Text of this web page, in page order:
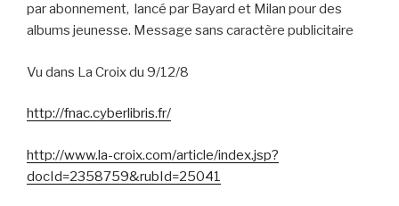
par abonnement, lancé par Bayard et Milan pour des
albums jeunesse. Message sans caractère publicitaire
Vu dans La Croix du 9/12/8
http://fnac.cyberlibris.fr/
http://www.la-croix.com/article/index.jsp?
docId=2358759&rubId=25041